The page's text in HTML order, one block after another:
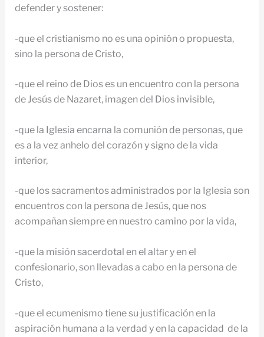
defender y sostener:
-que el cristianismo no es una opinión o propuesta,
sino la persona de Cristo,
-que el reino de Dios es un encuentro con la persona
de Jesús de Nazaret, imagen del Dios invisible,
-que la Iglesia encarna la comunión de personas, que
es a la vez anhelo del corazón y signo de la vida
interior,
-que los sacramentos administrados por la Iglesia son
encuentros con la persona de Jesús, que nos
acompañan siempre en nuestro camino por la vida,
-que la misión sacerdotal en el altar y en el
confesionario, son llevadas a cabo en la persona de
Cristo,
-que el ecumenismo tiene su justificación en la
aspiración humana a la verdad y en la capacidad de la